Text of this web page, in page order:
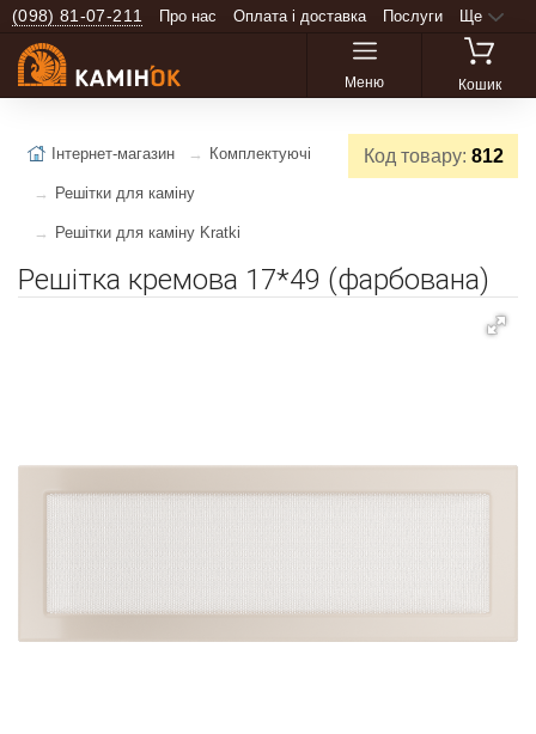
(098) 81-07-211 Про нас Оплата і доставка Послуги Ще
Меню Кошик
Код товару: 812
Інтернет-магазин Комплектуючі
Решітки для каміну
Решітки для каміну Kratki
Решітка кремова 17*49 (фарбована)